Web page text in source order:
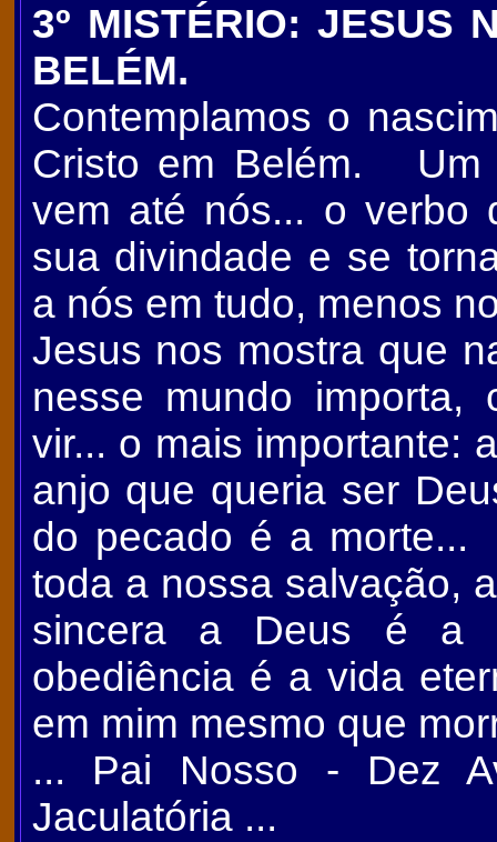
3º MISTÉRIO: JESUS
BELÉM.
Contemplamos o
Cristo em Belém. Um
vem até nós... o verbo
sua divindade e se
a nós em tudo, menos
Jesus nos mostra que
nesse mundo importa,
vir... o mais importante:
anjo que queria ser
do pecado é a
toda a nossa salvação,
sincera a Deus é a
obediência é a vida
em mim mesmo que
... Pai Nosso - Dez
Jaculatória ...